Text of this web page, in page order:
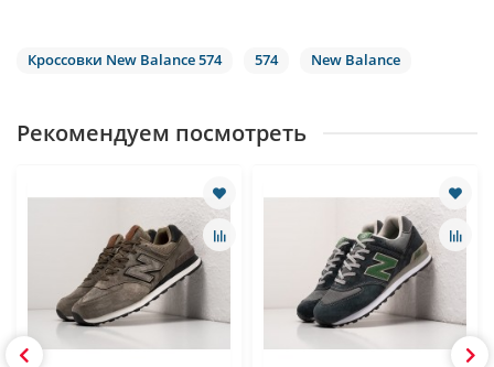
Кроссовки New Balance 574 574 New Balance
Рекомендуем посмотреть